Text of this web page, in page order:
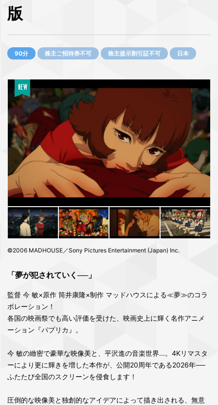
版
90分 株主ご招待券不可 株主提示割引証不可 日本
©2006 MADHOUSE／Sony Pictures Entertainment (Japan) Inc.
「夢が犯されていく──」
監督 今 敏×原作 筒井康隆×制作 マッドハウスによる≪夢≫のコラ
ボレーション！
各国の映画祭でも高い評価を受けた、映画史上に輝く名作アニメ
ーション『パプリカ』。
今 敏の緻密で豪華な映像美と、平沢進の音楽世界...。4Kリマスタ
ーにより更に輝きを増した本作が、公開20周年である2026年──
ふたたび全国のスクリーンを侵食します！
圧倒的な映像美と独創的なアイデアによって描き出される、無意